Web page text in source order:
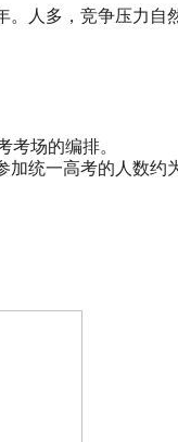
人多，竞争压力自
考场的编排。
统一高考的人数约